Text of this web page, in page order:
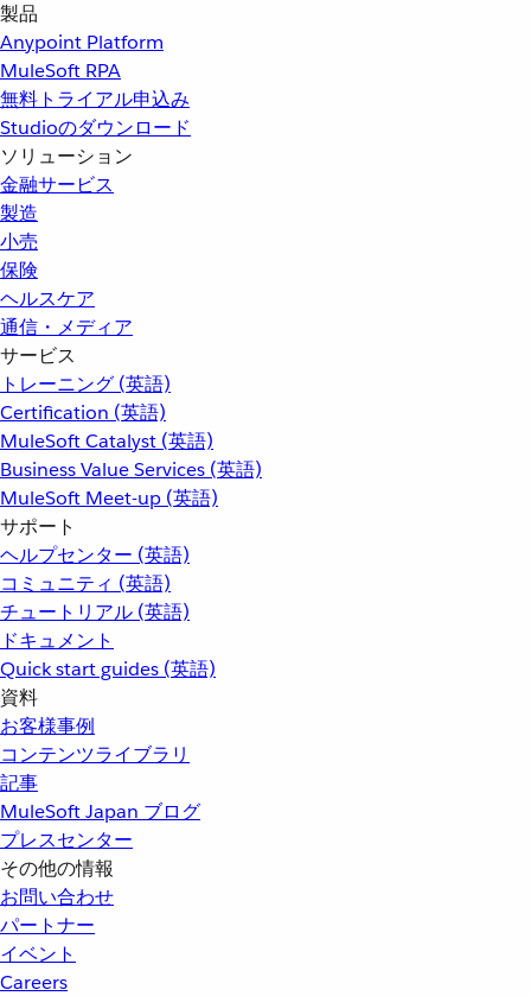
製品
Anypoint Platform
MuleSoft RPA
無料トライアル申込み
Studioのダウンロード
ソリューション
金融サービス
製造
小売
保険
ヘルスケア
通信・メディア
サービス
トレーニング (英語)
Certification (英語)
MuleSoft Catalyst (英語)
Business Value Services (英語)
MuleSoft Meet-up (英語)
サポート
ヘルプセンター (英語)
コミュニティ (英語)
チュートリアル (英語)
ドキュメント
Quick start guides (英語)
資料
お客様事例
コンテンツライブラリ
記事
MuleSoft Japan ブログ
プレスセンター
その他の情報
お問い合わせ
パートナー
イベント
Careers